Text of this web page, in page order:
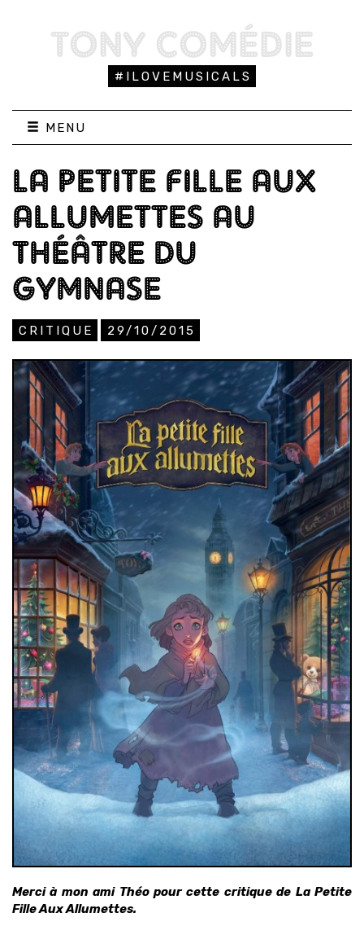
TONY COMÉDIE
#ILOVEMUSICALS
MENU
LA PETITE FILLE AUX
ALLUMETTES AU
THÉÂTRE DU
GYMNASE
CRITIQUE 29/10/2015
Merci à mon ami Théo pour cette critique de La Petite
Fille Aux Allumettes.